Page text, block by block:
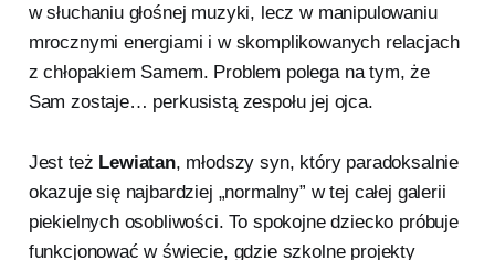
w słuchaniu głośnej muzyki, lecz w manipulowaniu
mrocznymi energiami i w skomplikowanych relacjach
z chłopakiem Samem. Problem polega na tym, że
Sam zostaje… perkusistą zespołu jej ojca.
Jest też Lewiatan, młodszy syn, który paradoksalnie
okazuje się najbardziej „normalny” w tej całej galerii
piekielnych osobliwości. To spokojne dziecko próbuje
funkcjonować w świecie, gdzie szkolne projekty